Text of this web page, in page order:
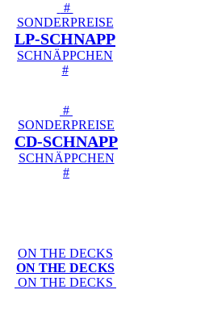
#
SONDERPREISE
LP-SCHNAPP
SCHNÄPPCHEN
#
#
SONDERPREISE
CD-SCHNAPP
SCHNÄPPCHEN
#
ON THE DECKS
ON THE DECKS
ON THE DECKS